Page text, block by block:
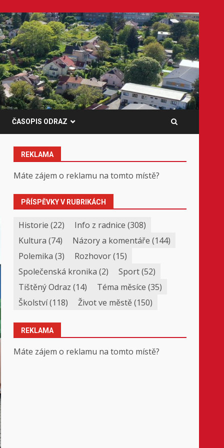
ČASOPIS ODRAZ
REKLAMA
Máte zájem o reklamu na tomto místě?
PŘÍSPĚVKY V RUBRIKÁCH
Historie (22) Info z radnice (308)
Kultura (74) Názory a komentáře (144)
Polemika (3) Rozhovor(15)
Společenská kronika (2) Sport(52)
Tištěný Odraz (14) Téma měsíce (35)
Školství(118) Život ve městě(150)
REKLAMA
Máte zájem o reklamu na tomto místě?